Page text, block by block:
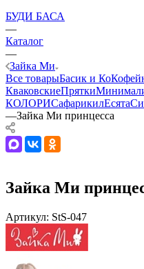
БУДИ БАСА
—
Каталог
—
Зайка Ми
Все товарыБасик и Ко
КваковскиеПрятки
КОЛОРИСафарикилЕсята
—Зайка Ми принцесса
Зайка Ми
Артикул: StS-047